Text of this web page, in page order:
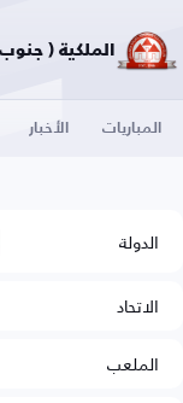
الملكية ( جنوب السودان )
المباريات الأخبار
الدولة
الاتحاد
الملعب